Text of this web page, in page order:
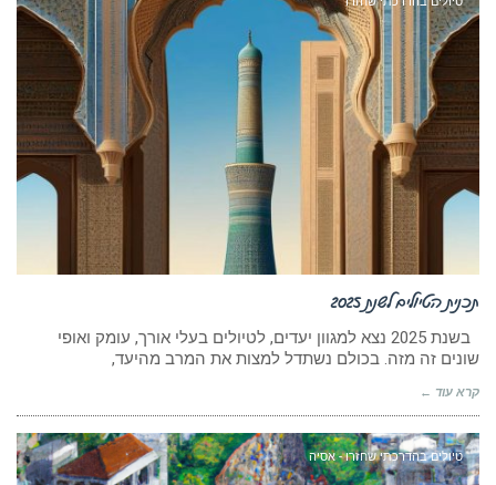
תכנית הטיולים לשנת 2025
בשנת 2025 נצא למגוון יעדים, לטיולים בעלי אורך, עומק ואופי
שונים זה מזה. בכולם נשתדל למצות את המרב מהיעד,
קרא עוד ←
טיולים בהדרכתי שחזרו - אסיה